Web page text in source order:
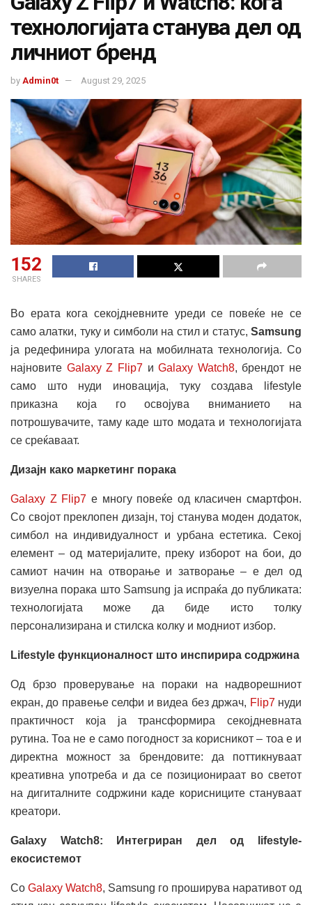
технологијата станува дел од
личниот бренд
by Admin0t August 29, 2025
152
SHARES
Во ерата кога секојдневните уреди се повеќе не се
само алатки, туку и симболи на стил и статус, Samsung
ја редефинира улогата на мобилната технологија. Со
најновите Galaxy Z Flip7 иGalaxy Watch8, брендот не
само што нуди иновација, туку создава lifestyle
приказна која го освојува вниманието на
потрошувачите, таму каде што модата и технологијата
се среќаваат.
Дизајн како маркетинг порака
Galaxy Z Flip7 е многу повеќе од класичен смартфон.
Со својот преклопен дизајн, тој станува моден додаток,
симбол на индивидуалност и урбана естетика. Секој
елемент – од материјалите, преку изборот на бои, до
самиот начин на отворање и затворање – е дел од
визуелна порака што Samsung ја испраќа до публиката:
технологијата може да биде исто толку
персонализирана и стилска колку и модниот избор.
Lifestyle функционалност што инспирира содржина
Од брзо проверување на пораки на надворешниот
екран, до правење селфи и видеа без држач, Flip7 нуди
практичност која ја трансформира секојдневната
рутина. Тоа не е само погодност за корисникот – тоа е и
директна можност за брендовите: да поттикнуваат
креативна употреба и да се позиционираат во светот
на дигиталните содржини каде корисниците стануваат
креатори.
Galaxy Watch8: Интегриран дел од lifestyle-
екосистемот
Со Galaxy Watch8, Samsung го проширува наративот од